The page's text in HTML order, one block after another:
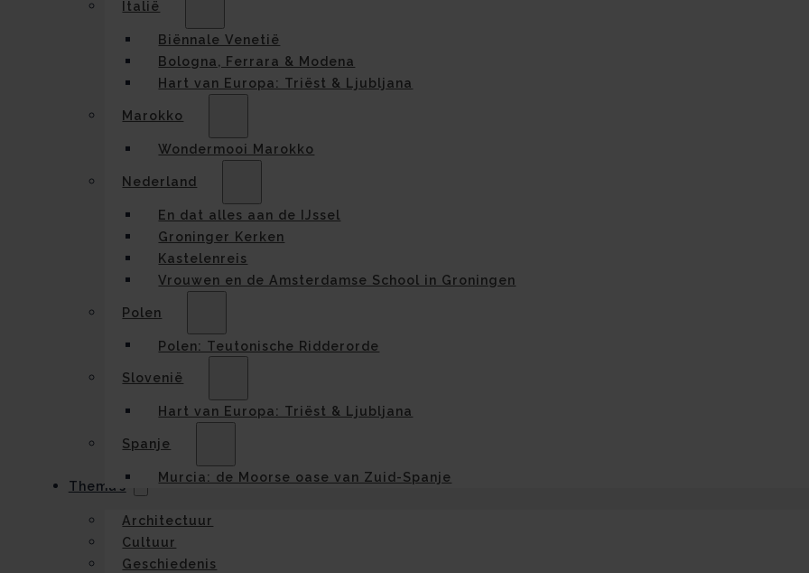
Italië
Biënnale Venetië
Bologna, Ferrara & Modena
Hart van Europa: Triëst & Ljubljana
Marokko
Wondermooi Marokko
Nederland
En dat alles aan de IJssel
Groninger Kerken
Kastelenreis
Vrouwen en de Amsterdamse School in Groningen
Polen
Polen: Teutonische Ridderorde
Slovenië
Hart van Europa: Triëst & Ljubljana
Spanje
Murcia: de Moorse oase van Zuid-Spanje
Thema’s
Architectuur
Cultuur
Geschiedenis